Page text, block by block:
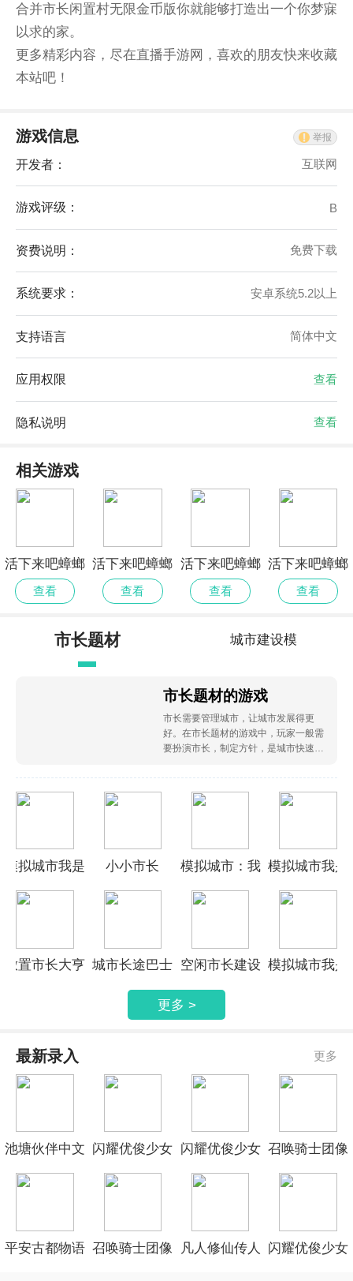
合并市长闲置村无限金币版你就能够打造出一个你梦寐
以求的家。
更多精彩内容，尽在直播手游网，喜欢的朋友快来收藏
本站吧！
游戏信息 举报
开发者： 互联网
游戏评级： B
资费说明： 免费下载
系统要求： 安卓系统5.2以上
支持语言 简体中文
应用权限 查看
隐私说明 查看
相关游戏
活下来吧蟑螂
娘小金移植版
查看
活下来吧蟑螂
娘小金修改版
查看
活下来吧蟑螂
娘小金测试版
查看
活下来吧蟑螂
娘小金付费版
查看
市长题材 城市建设模
拟
市长题材的游戏
市长需要管理城市，让城市发展得更
好。在市长题材的游戏中，玩家一般需
要扮演市长，制定方针，是城市快速发
戏。
模拟城市我是
小小市长
模拟城市：我 模拟城市我是
放置市长大亨 城市长途巴士 空闲市长建设 模拟城市我是
更多 >
最新录入 更多
池塘伙伴中文 闪耀优俊少女 闪耀优俊少女 召唤骑士团像
平安古都物语 召唤骑士团像
凡人修仙传人
闪耀优俊少女